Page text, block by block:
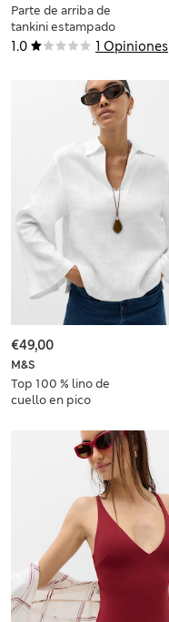
1.0 1 Opiniones
Parte de arriba de
tankini estampado
escotado con
M&S
Top 100 % lino de
cuello en pico
€49,00